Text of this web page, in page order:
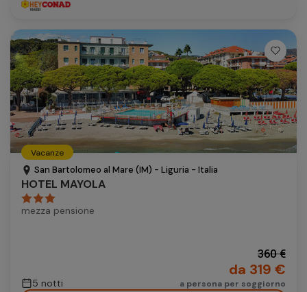
Vacanze
San Bartolomeo al Mare (IM) - Liguria - Italia
HOTEL MAYOLA
mezza pensione
5 notti
360 €
da 319 €
a persona per soggiorno